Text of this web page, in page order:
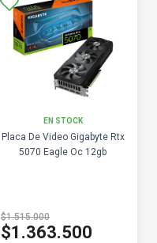
EN STOCK
Placa De Video Gigabyte Rtx
5070 Eagle Oc 12gb
$1.515.000
$1.363.500